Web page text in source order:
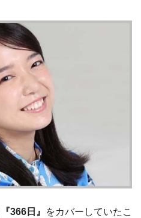
『366日』
をカバーしていたこ